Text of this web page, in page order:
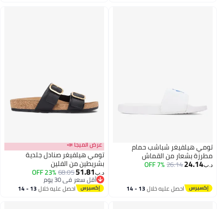
تومي هيلفيغر شباشب حمام
مطرزة بشعار من القماش
د.ب‏24.14
26.14
7% OFF
احصل عليه خلال 13 - 14
2
عرض الميجا 📣
تومي هيلفيغر صنادل جلدية
بشريطين من الفلين
د.ب‏51.81
68.05
23% OFF
أقل سعر في 30 يوم
أقل سعر في 30 يوماحصل عليه خلال 13 - 14